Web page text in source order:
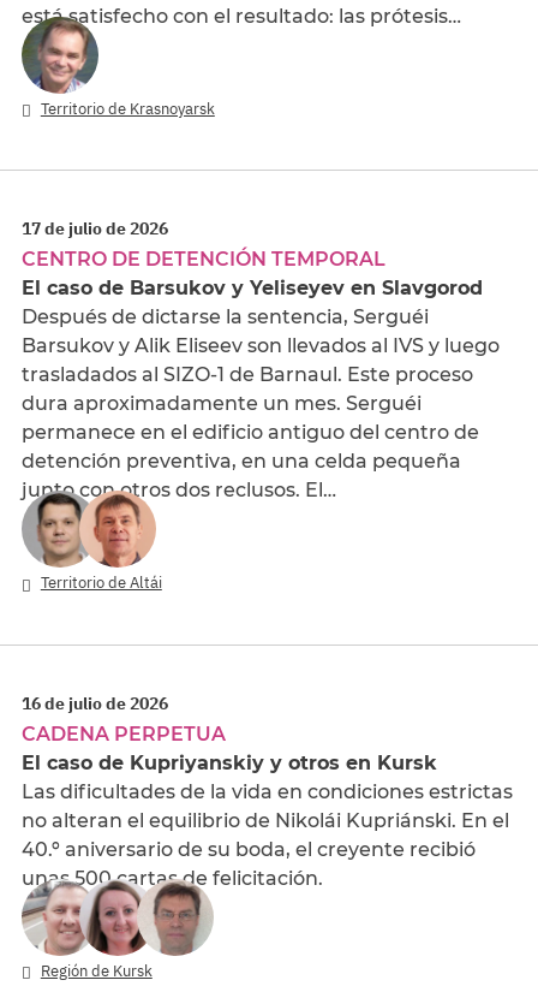
está satisfecho con el resultado: las prótesis…
Territorio de Krasnoyarsk
17 de julio de 2026
CENTRO DE DETENCIÓN TEMPORAL
El caso de Barsukov y Yeliseyev en Slavgorod
Después de dictarse la sentencia, Serguéi
Barsukov y Alik Eliseev son llevados al IVS y luego
trasladados al SIZO-1 de Barnaul. Este proceso
dura aproximadamente un mes. Serguéi
permanece en el edificio antiguo del centro de
detención preventiva, en una celda pequeña
junto con otros dos reclusos. El…
Territorio de Altái
16 de julio de 2026
CADENA PERPETUA
El caso de Kupriyanskiy y otros en Kursk
Las dificultades de la vida en condiciones estrictas
no alteran el equilibrio de Nikolái Kupriánski. En el
40.º aniversario de su boda, el creyente recibió
unas 500 cartas de felicitación.
Región de Kursk